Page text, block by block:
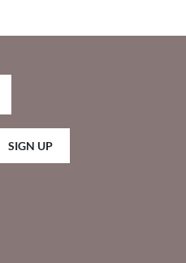
SIGN UP